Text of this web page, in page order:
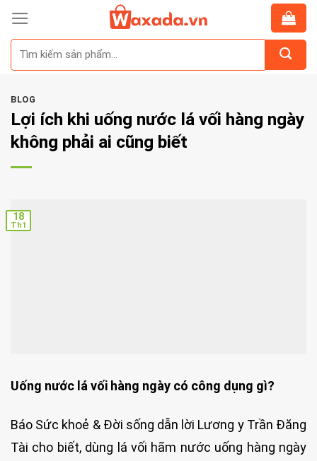
Skip
content
BLOG
Lợi ích khi uống nước lá vối hàng ngày
không phải ai cũng biết
18
Th1
Uống nước lá vối hàng ngày có công dụng gì?
Báo Sức khoẻ & Đời sống dẫn lời Lương y Trần Đăng
Tài cho biết, dùng lá vối hãm nước uống hàng ngày